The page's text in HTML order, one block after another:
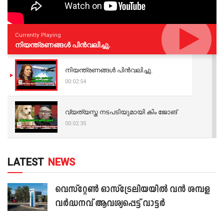
Currently Playing
നിയന്ത്രണങ്ങള്‍ പിന്‍വലിച്ചു.
നിയന്ത്രണങ്ങള്‍ പിന്‍വലിച്ചു.
00:02:54
വ്യത്യസ്ത നടപടിയുമായി കിം ജോങ്
00:02:35
LATEST NEWS
വെസ്റ്റേൺ ഓസ്‌ട്രേലിയയിൽ വൻ ശമ്പള
വർദ്ധനവ് ആവശ്യപ്പെട്ട് വാട്ടർ